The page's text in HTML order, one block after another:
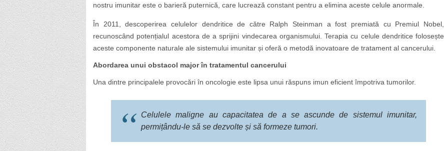
nostru imunitar este o barieră puternică, care lucrează constant pentru a elimina aceste celule anormale.
În 2011, descoperirea celulelor dendritice de către Ralph Steinman a fost premiată cu Premiul Nobel,
recunoscând potențialul acestora de a sprijini vindecarea organismului. Terapia cu celule dendritice folosește
aceste componente naturale ale sistemului imunitar și oferă o metodă inovatoare de tratament al cancerului.
Abordarea unui obstacol major în tratamentul cancerului
Una dintre principalele provocări în oncologie este lipsa unui răspuns imun eficient împotriva tumorilor.
Celulele maligne au capacitatea de a se ascunde de sistemul imunitar,
permițându-le să se dezvolte și să formeze tumori.